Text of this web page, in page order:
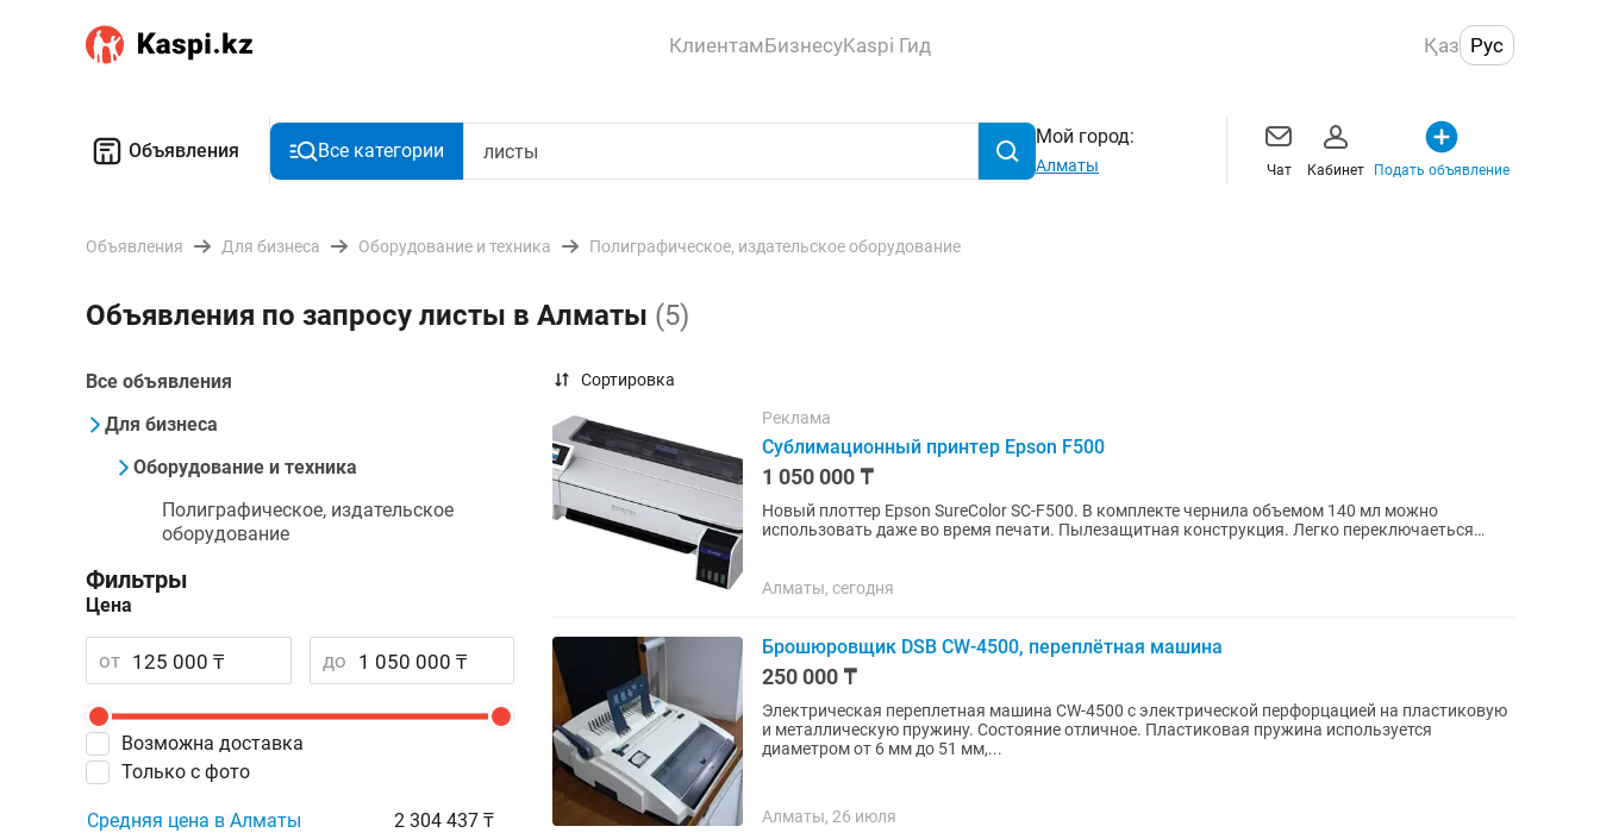
КлиентамБизнесуKaspi Гид Қаз Рус
Объявления Все категории
Мой город:
Алматы Чат Кабинет Подать объявление
Объявления Для бизнеса Оборудование и техника Полиграфическое, издательское оборудование
Объявления по запросу листы в Алматы (5)
Все объявления
Для бизнеса
Оборудование и техника
Полиграфическое, издательское
оборудование
Фильтры
Цена
от до
Возможна доставка
Только с фото
Средняя цена в Алматы
2 304 437 ₸
Сортировка
Реклама
Сублимационный принтер Epson F500
1 050 000 ₸
Новый плоттер Epson SureColor SC-F500. В комплекте чернила объемом 140 мл можно
использовать даже во время печати. Пылезащитная конструкция. Легко переключаеться
Алматы, сегодня
Брошюровщик DSB CW-4500, переплётная машина
250 000 ₸
Электрическая переплетная машина CW-4500 с электрической перфорцацией на пластиковую
и металлическую пружину. Состояние отличное. Пластиковая пружина используется
диаметром от 6 мм до 51 мм,...
Алматы, 26 июля